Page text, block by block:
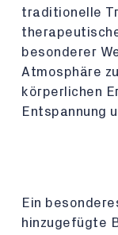
traditionelle
besonderer
Atmosphäre
körperlichen
Entspannung
Ein
hinzugefügte